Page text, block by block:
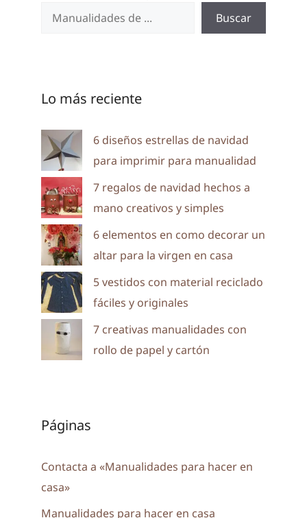
Buscar
Lo más reciente
6 diseños estrellas de navidad
para imprimir para manualidad
7 regalos de navidad hechos a
mano creativos y simples
6 elementos en como decorar un
altar para la virgen en casa
5 vestidos con material reciclado
fáciles y originales
7 creativas manualidades con
rollo de papel y cartón
Páginas
Contacta a «Manualidades para hacer en
casa»
Manualidades para hacer en casa